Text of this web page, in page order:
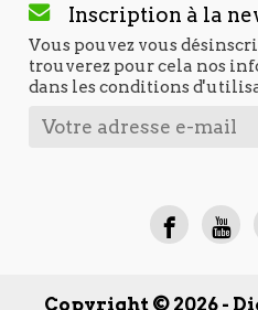
Inscription à la
Vous pouvez vous
trouverez pour cela nos
dans les conditions
Copyright © 2026 -